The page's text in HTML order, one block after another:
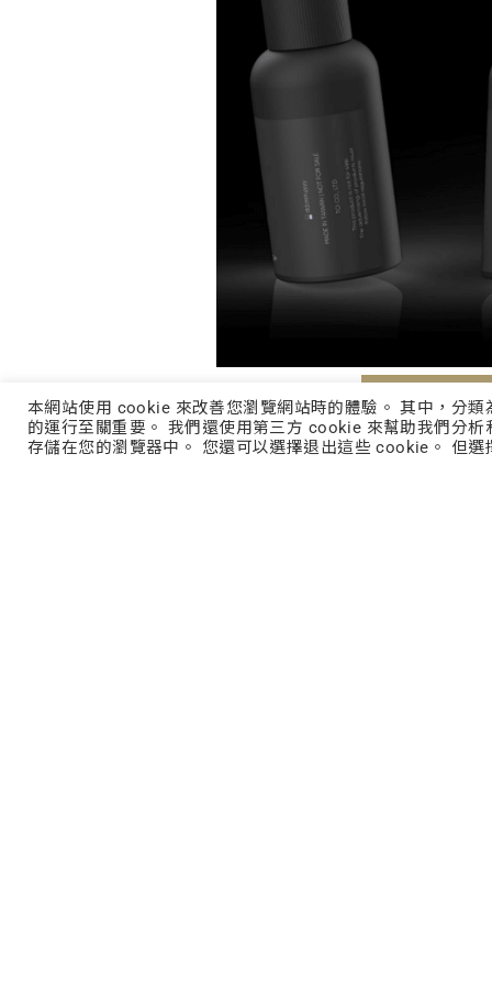
立即詢價
本網站使用 cookie 來改善您瀏覽網站時的體驗。 其中，分
的運行至關重要。 我們還使用第三方 cookie 來幫助我們分
存儲在您的瀏覽器中。 您還可以選擇退出這些 cookie。 但